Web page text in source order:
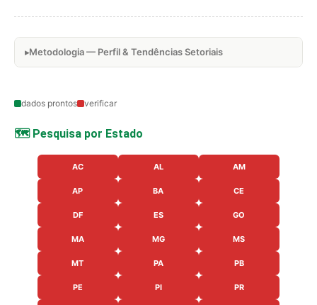
Metodologia — Perfil & Tendências Setoriais
dados prontos verificar
🗺️ Pesquisa por Estado
AC AL AM
AP BA CE
DF ES GO
MA MG MS
MT PA PB
PE PI PR